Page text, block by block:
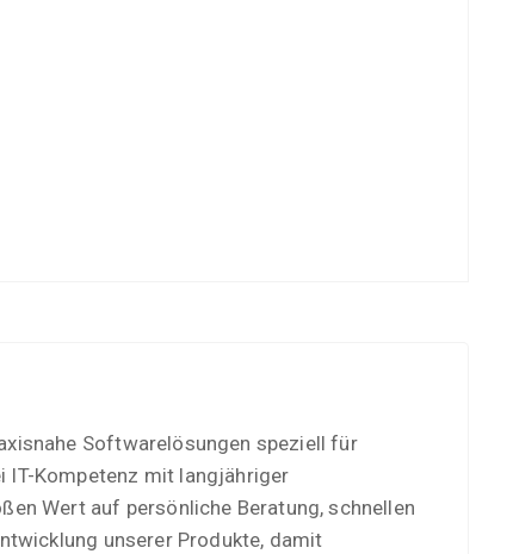
Softwarelösungen speziell für
IT-Kompetenz mit langjähriger
Wert auf persönliche Beratung, schnellen
unserer Produkte, damit